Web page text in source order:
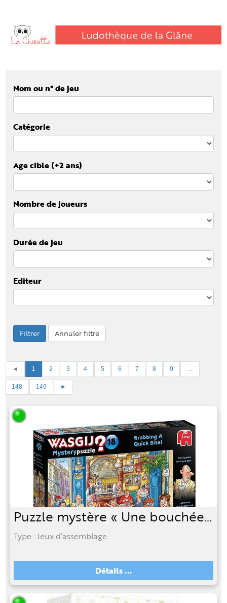
Nom ou n° de jeu
Catégorie
Age cible (+2 ans)
Nombre de joueurs
Durée de jeu
Editeur
Filtrer Annuler filtre
◄ 1 2 3 4 5 6 7 8 9 …
148 149 ►
Puzzle mystère « Une bouchée pour chacun « 1000 p.
Type : Jeux d’assemblage
Détails ...